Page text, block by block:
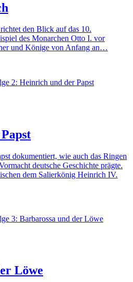
den Blick auf das 10.
des Monarchen Otto I. vor
und Könige von Anfang an…
dokumentiert, wie auch das Ringen
deutsche Geschichte prägte.
dem Salierkönig Heinrich IV.
Löwe